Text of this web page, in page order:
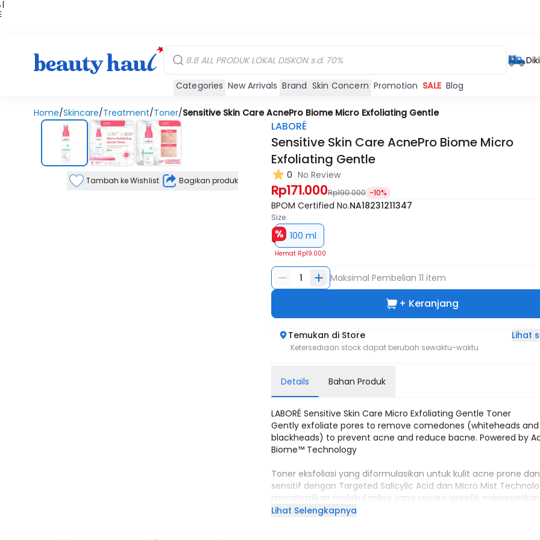
|
Categories New Arrivals Brand Skin Concern Promotion SALE Blog
Home/Skincare/Treatment/Toner/Sensitive Skin Care AcnePro Biome Micro Exfoliating Gentle
Tambah ke Wishlist Bagikan produk
LABORÉ
Sensitive Skin Care AcnePro Biome Micro
Exfoliating Gentle
0 No Review
Rp171.000Rp190.000 -10%
BPOM Certified No.NA18231211347
Size:
100 ml
Hemat Rp19.000
1 Maksimal Pembelian11 item
+ Keranjang
Temukan di Store Lihat
Ketersediaan stock dapat berubah sewaktu-waktu
Details Bahan Produk
LABORÉ Sensitive Skin Care Micro Exfoliating Gentle Toner
Gently exfoliate pores to remove comedones (whiteheads and
blackheads) to prevent acne and reduce bacne. Powered by
Biome™ Technology
Toner eksfoliasi yang diformulasikan untuk kulit acne prone dan
sensitif dengan Targeted Salicylic Acid dan Micro Mist
menghasilkan molekul mikro yang secara spesifik menargetkan
komedo dan bakteri C. acnes dan acne biofilm dan
Lihat Selengkapnya